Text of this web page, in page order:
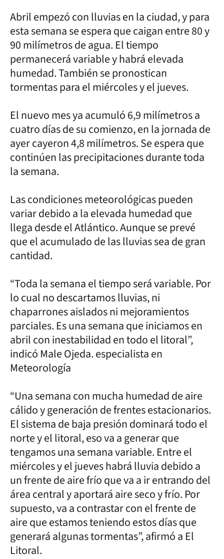
Abril empezó con lluvias en la ciudad, y para
esta semana se espera que caigan entre 80 y
90 milímetros de agua. El tiempo
permanecerá variable y habrá elevada
humedad. También se pronostican
tormentas para el miércoles y el jueves.
El nuevo mes ya acumuló 6,9 milímetros a
cuatro días de su comienzo, en la jornada de
ayer cayeron 4,8 milímetros. Se espera que
continúen las precipitaciones durante toda
la semana.
Las condiciones meteorológicas pueden
variar debido a la elevada humedad que
llega desde el Atlántico. Aunque se prevé
que el acumulado de las lluvias sea de gran
cantidad.
“Toda la semana el tiempo será variable. Por
lo cual no descartamos lluvias, ni
chaparrones aislados ni mejoramientos
parciales. Es una semana que iniciamos en
abril con inestabilidad en todo el litoral”,
indicó Male Ojeda. especialista en
Meteorología
“Una semana con mucha humedad de aire
cálido y generación de frentes estacionarios.
El sistema de baja presión dominará todo el
norte y el litoral, eso va a generar que
tengamos una semana variable. Entre el
miércoles y el jueves habrá lluvia debido a
un frente de aire frío que va a ir entrando del
área central y aportará aire seco y frío. Por
supuesto, va a contrastar con el frente de
aire que estamos teniendo estos días que
generará algunas tormentas”, afirmó a El
Litoral.